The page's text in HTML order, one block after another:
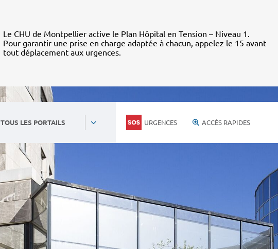
Le CHU de Montpellier active le Plan Hôpital en Tension – Niveau 1.
Pour garantir une prise en charge adaptée à chacun, appelez le 15 avant
tout déplacement aux urgences.
TOUS LES PORTAILS URGENCES ACCÈS RAPIDES